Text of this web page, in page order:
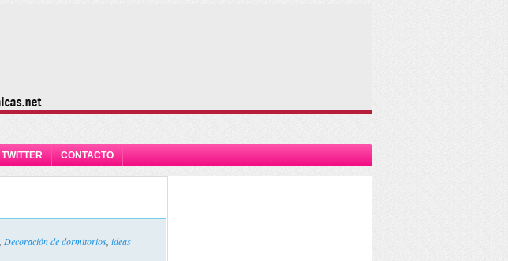
TWITTER CONTACTO
Decoración de dormitorios ideas